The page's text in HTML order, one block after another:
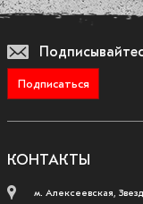
Подписаться
КОНТАКТЫ
м. Алексеевская,